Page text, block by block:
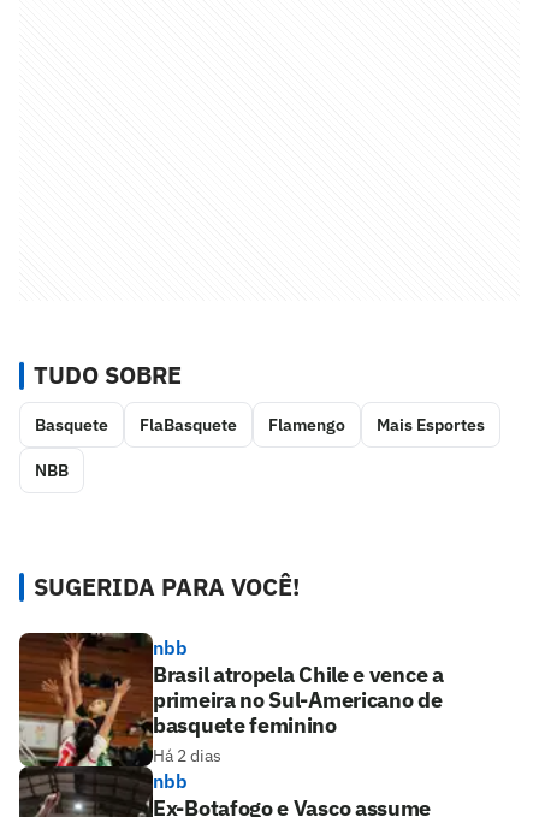
TUDO SOBRE
Basquete FlaBasquete Flamengo Mais Esportes
NBB
SUGERIDA PARA VOCÊ!
nbb
Brasil atropela Chile e vence a
primeira no Sul-Americano de
basquete feminino
Há 2 dias
nbb
Ex-Botafogo e Vasco assume